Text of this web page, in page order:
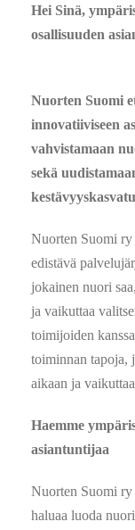
Hei Sinä,
osallisuuden
Nuorten Suomi
innovatiiviseen
vahvistamaan
sekä
Nuorten Suomi
edistävä
jokainen nuori
ja vaikuttaa
toimijoiden
toiminnan tapoja,
aikaan ja
Haemme
asiantuntijaa
Nuorten Suomi ry
haluaa luoda